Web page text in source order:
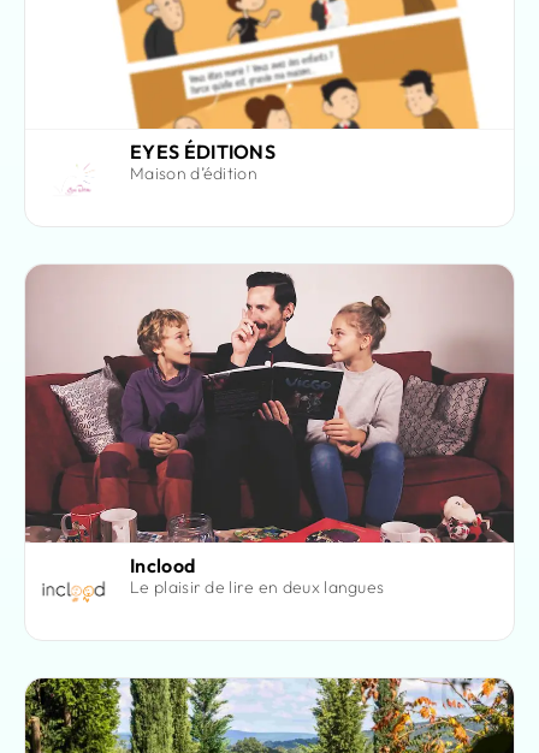
EYES ÉDITIONS
Maison d’édition
Inclood
Le plaisir de lire en deux langues